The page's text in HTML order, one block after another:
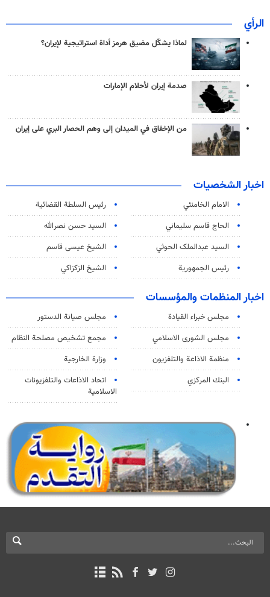
الرأي
لماذا يشكّل مضيق هرمز أداة استراتيجية لإيران؟
صدمة إيران لأحلام الإمارات
من الإخفاق في الميدان إلى وهم الحصار البري على إيران
اخبار الشخصيات
الامام الخامنئي
رئیس السلطة القضائیة
الحاج قاسم سليماني
السيد حسن نصرالله
السید عبدالملک الحوثي
الشيخ عيسى قاسم
رئيس الجمهورية
الشيخ الزكزاكي
اخبار المنظمات والمؤسسات
مجلس خبراء القيادة
مجلس صيانة الدستور
مجلس الشورى الاسلامي
مجمع تشخيص مصلحة النظام
منظمة الاذاعة والتلفزیون
وزارة الخارجية
البنك المركزي
اتحاد الاذاعات والتلفزيونات
الاسلامية